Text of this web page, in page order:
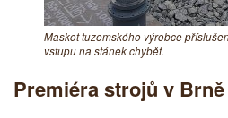
Maskot tuzemského výrobce
vstupu na stánek chybět.
Premiéra strojů v Brně